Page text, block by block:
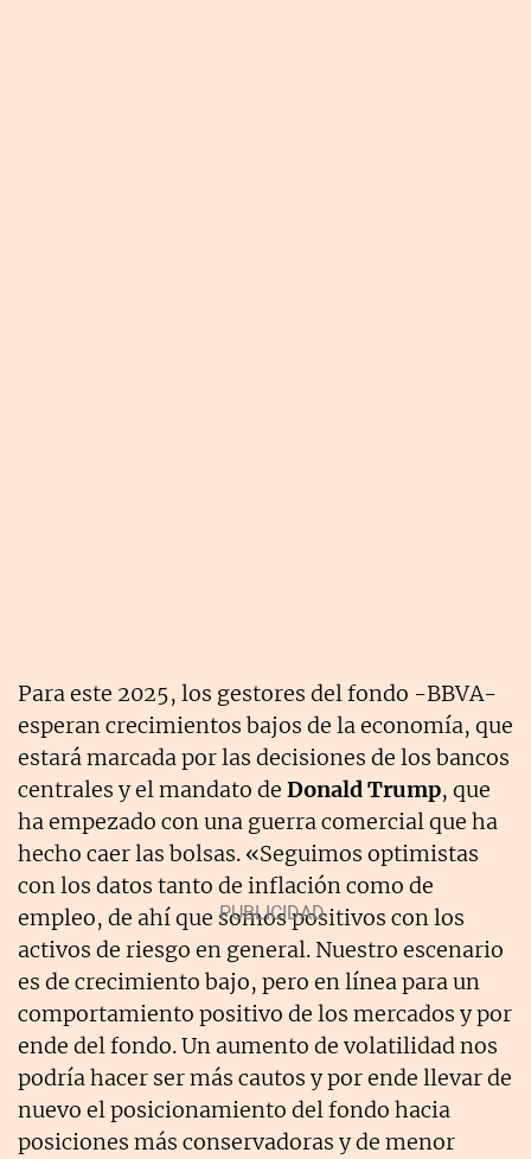
Para este 2025, los gestores del fondo -BBVA-
esperan crecimientos bajos de la economía, que
estará marcada por las decisiones de los bancos
centrales y el mandato de Donald Trump, que
ha empezado con una guerra comercial que ha
hecho caer las bolsas. «Seguimos optimistas
con los datos tanto de inflación como de
empleo, de ahí que somos positivos con los
activos de riesgo en general. Nuestro escenario
es de crecimiento bajo, pero en línea para un
comportamiento positivo de los mercados y por
ende del fondo. Un aumento de volatilidad nos
podría hacer ser más cautos y por ende llevar de
nuevo el posicionamiento del fondo hacia
posiciones más conservadoras y de menor